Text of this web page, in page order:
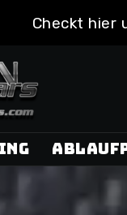
Checkt hier